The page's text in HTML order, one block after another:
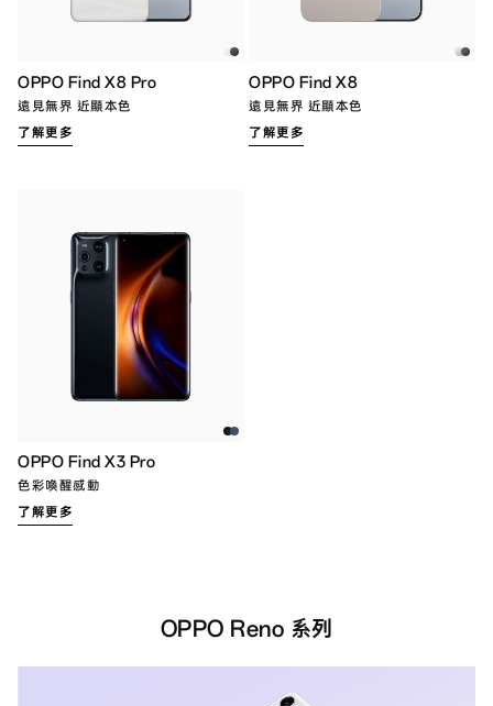
OPPO Find X8 Pro
遠見無界 近顯本色
了解更多
OPPO Find X8
遠見無界 近顯本色
了解更多
OPPO Find X3 Pro
色彩喚醒感動
了解更多
OPPO Reno 系列